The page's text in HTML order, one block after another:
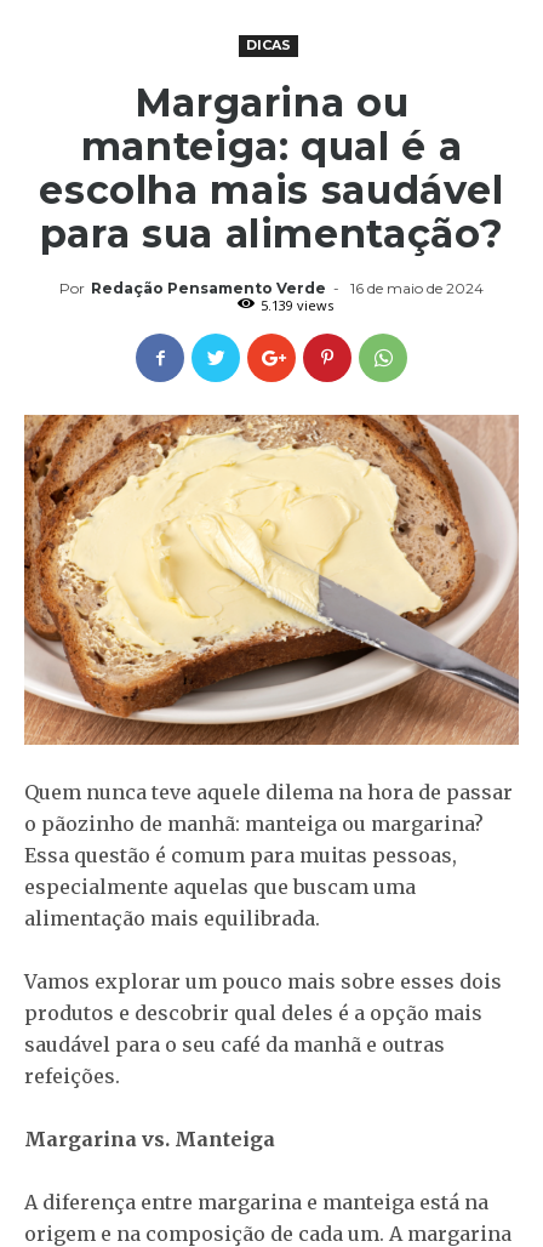
DICAS
Margarina ou
manteiga: qual é a
escolha mais saudável
para sua alimentação?
Por Redação Pensamento Verde -
16 de maio de 2024
5.139 views
Quem nunca teve aquele dilema na hora de passar
o pãozinho de manhã: manteiga ou margarina?
Essa questão é comum para muitas pessoas,
especialmente aquelas que buscam uma
alimentação mais equilibrada.
Vamos explorar um pouco mais sobre esses dois
produtos e descobrir qual deles é a opção mais
saudável para o seu café da manhã e outras
refeições.
Margarina vs. Manteiga
A diferença entre margarina e manteiga está na
origem e na composição de cada um. A margarina